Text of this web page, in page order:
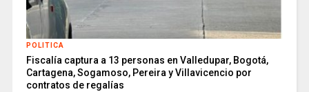
POLITICA
Fiscalía captura a 13 personas en Valledupar, Bogotá,
Cartagena, Sogamoso, Pereira y Villavicencio por
contratos de regalías